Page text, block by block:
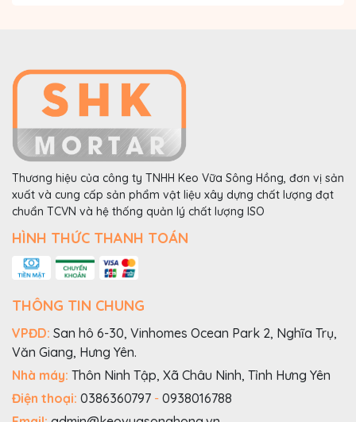
Thương hiệu của công ty TNHH Keo Vữa Sông Hồng, đơn vị sản
xuất và cung cấp sản phẩm vật liệu xây dựng chất lượng đạt
chuẩn TCVN và hệ thống quản lý chất lượng ISO
HÌNH THỨC THANH TOÁN
THÔNG TIN CHUNG
VPĐD: San hô 6-30, Vinhomes Ocean Park 2, Nghĩa Trụ,
Văn Giang, Hưng Yên.
Nhà máy: Thôn Ninh Tập, Xã Châu Ninh, Tỉnh Hưng Yên
Điện thoại: 0386360797 - 0938016788